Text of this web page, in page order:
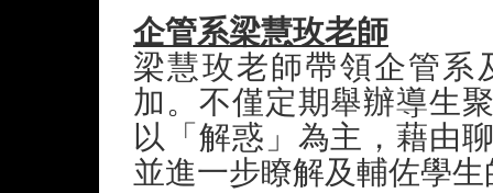
企管系梁慧玫老師
梁慧玫老師帶領企管系
加。不僅定期舉辦導生
以「解惑」為主，藉由
並進一步瞭解及輔佐學